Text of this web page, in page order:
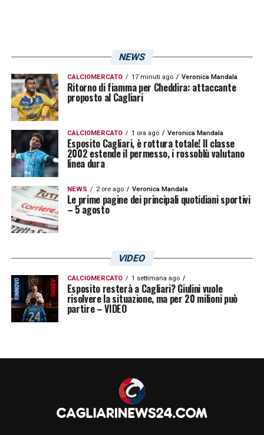
NEWS
CALCIOMERCATO 17 minuti ago Veronica Mandala
Ritorno di fiamma per Cheddira: attaccante
proposto al Cagliari
CALCIOMERCATO 1 ora ago Veronica Mandala
Esposito Cagliari, è rottura totale! Il classe
2002 estende il permesso, i rossoblù valutano
linea dura
NEWS 2 ore ago Veronica Mandala
Le prime pagine dei principali quotidiani sportivi
– 5 agosto
VIDEO
CALCIOMERCATO 1 settimana ago
Esposito resterà a Cagliari? Giulini vuole
risolvere la situazione, ma per 20 milioni può
partire – VIDEO